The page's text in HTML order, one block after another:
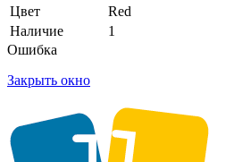
Цвет
Red
Наличие
1
Ошибка
Закрыть окно